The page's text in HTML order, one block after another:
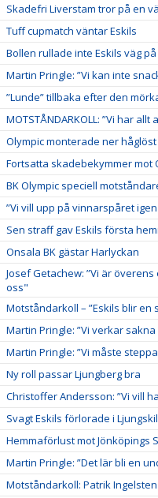
Skadefri Liverstam tror på en
Tuff cupmatch väntar Eskils
Bollen rullade inte Eskils väg
Martin Pringle: ”Vi kan inte
”Lunde” tillbaka efter den
MOTSTÅNDARKOLL: ”Vi har
Olympic monterade ner håglöst
Fortsatta skadebekymmer mot
BK Olympic speciell
”Vi vill upp på vinnarspåret
Sen straff gav Eskils första
Onsala BK gästar Harlyckan
Josef Getachew: ”Vi är
oss"
Motståndarkoll – ”Eskils blir en
Martin Pringle: ”Vi verkar
Martin Pringle: ”Vi måste
Ny roll passar Ljungberg bra
Christoffer Andersson: ”Vi vill
Svagt Eskils förlorade i
Hemmaförlust mot Jönköpings
Martin Pringle: ”Det lär bli en
Motståndarkoll: Patrik